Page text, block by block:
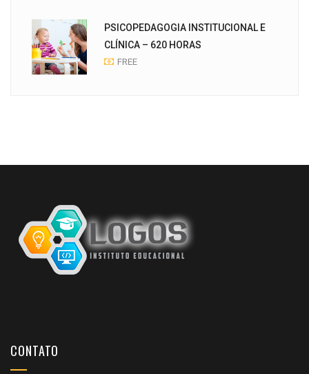
PSICOPEDAGOGIA INSTITUCIONAL E
CLÍNICA – 620 HORAS
FREE
CONTATO